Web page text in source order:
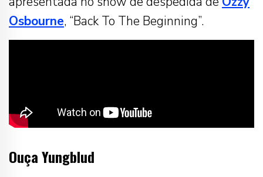
Osbourne, “Back To The Beginning”.
OuçaYungblud